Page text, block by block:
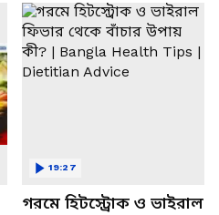
Problem | Diet
গরমে হিটস্ট্রোক ও ভাইরাল
19:27